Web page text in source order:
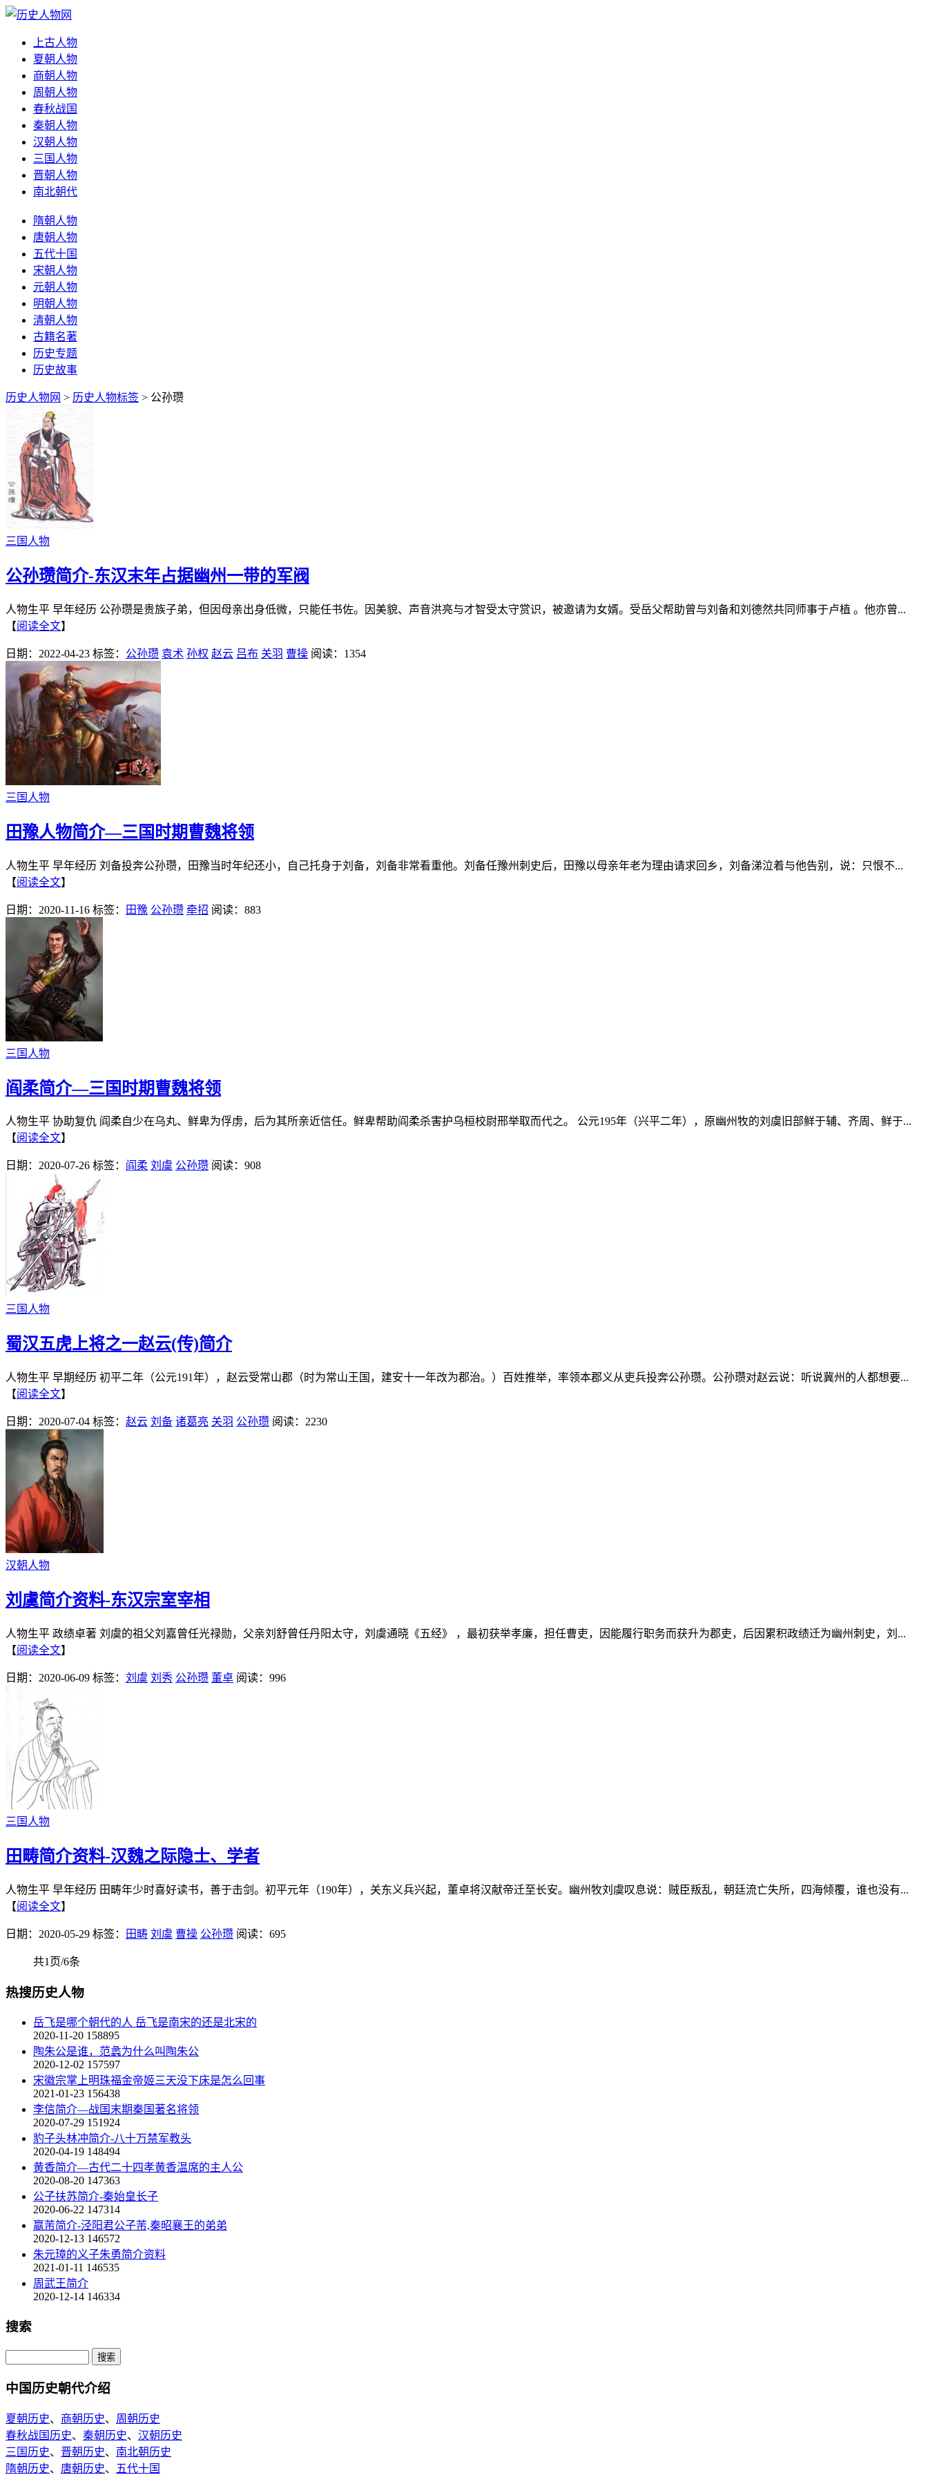
上古人物
夏朝人物
商朝人物
周朝人物
春秋战国
秦朝人物
汉朝人物
三国人物
晋朝人物
南北朝代
隋朝人物
唐朝人物
五代十国
宋朝人物
元朝人物
明朝人物
清朝人物
古籍名著
历史专题
历史故事
历史人物网 > 历史人物标签 > 公孙瓒
三国人物
公孙瓒简介-东汉末年占据幽州一带的军阀
人物生平 早年经历 公孙瓒是贵族子弟，但因母亲出身低微，只能任书佐。因美貌、声音洪亮与才智受太守赏识，被邀请为女婿。受岳父帮助曾与刘备和刘德然共同师事于卢植 。他亦曾...
【阅读全文】
日期：2022-04-23 标签： 公孙瓒 袁术 孙权 赵云 吕布 关羽 曹操 阅读：1354
三国人物
田豫人物简介—三国时期曹魏将领
人物生平 早年经历 刘备投奔公孙瓒，田豫当时年纪还小，自己托身于刘备，刘备非常看重他。刘备任豫州刺史后，田豫以母亲年老为理由请求回乡，刘备涕泣着与他告别，说：只恨不...
【阅读全文】
日期：2020-11-16 标签： 田豫 公孙瓒 牵招 阅读：883
三国人物
阎柔简介—三国时期曹魏将领
人物生平 协助复仇 阎柔自少在乌丸、鲜卑为俘虏，后为其所亲近信任。鲜卑帮助阎柔杀害护乌桓校尉邢举取而代之。 公元195年（兴平二年），原幽州牧的刘虞旧部鲜于辅、齐周、鲜于...
【阅读全文】
日期：2020-07-26 标签： 阎柔 刘虞 公孙瓒 阅读：908
三国人物
蜀汉五虎上将之一赵云(传)简介
人物生平 早期经历 初平二年（公元191年），赵云受常山郡（时为常山王国，建安十一年改为郡治。）百姓推举，率领本郡义从吏兵投奔公孙瓒。公孙瓒对赵云说：听说冀州的人都想要...
【阅读全文】
日期：2020-07-04 标签： 赵云 刘备 诸葛亮 关羽 公孙瓒 阅读：2230
汉朝人物
刘虞简介资料-东汉宗室宰相
人物生平 政绩卓著 刘虞的祖父刘嘉曾任光禄勋，父亲刘舒曾任丹阳太守，刘虞通晓《五经》 ，最初获举孝廉，担任曹吏，因能履行职务而获升为郡吏，后因累积政绩迁为幽州刺史，刘...
【阅读全文】
日期：2020-06-09 标签： 刘虞 刘秀 公孙瓒 董卓 阅读：996
三国人物
田畴简介资料-汉魏之际隐士、学者
人物生平 早年经历 田畴年少时喜好读书，善于击剑。初平元年（190年），关东义兵兴起，董卓将汉献帝迁至长安。幽州牧刘虞叹息说：贼臣叛乱，朝廷流亡失所，四海倾覆，谁也没有...
【阅读全文】
日期：2020-05-29 标签： 田畴 刘虞 曹操 公孙瓒 阅读：695
共1页/6条
热搜历史人物
岳飞是哪个朝代的人 岳飞是南宋的还是北宋的
2020-11-20 158895
陶朱公是谁，范蠡为什么叫陶朱公
2020-12-02 157597
宋徽宗掌上明珠福金帝姬三天没下床是怎么回事
2021-01-23 156438
李信简介—战国末期秦国著名将领
2020-07-29 151924
豹子头林冲简介-八十万禁军教头
2020-04-19 148494
黄香简介—古代二十四孝黄香温席的主人公
2020-08-20 147363
公子扶苏简介-秦始皇长子
2020-06-22 147314
嬴芾简介-泾阳君公子芾,秦昭襄王的弟弟
2020-12-13 146572
朱元璋的义子朱勇简介资料
2021-01-11 146535
周武王简介
2020-12-14 146334
搜索
中国历史朝代介绍
夏朝历史、 商朝历史、 周朝历史
春秋战国历史、 秦朝历史、 汉朝历史
三国历史、 晋朝历史、 南北朝历史
隋朝历史、 唐朝历史、 五代十国